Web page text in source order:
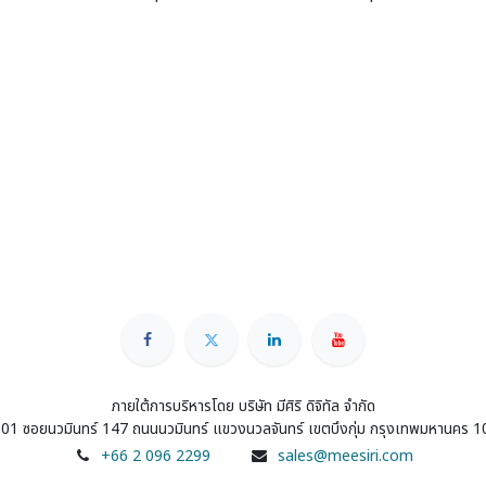
ภายใต้การบริหารโดย บริษัท มีศิริ ดิจิทัล จำกัด
ซอยนวมินทร์ 147 ถนนนวมินทร์ แขวงนวลจันทร์ เขตบึงกุ่ม กรุงเทพมหานคร
+66 2 096 2299
sales@meesiri.com